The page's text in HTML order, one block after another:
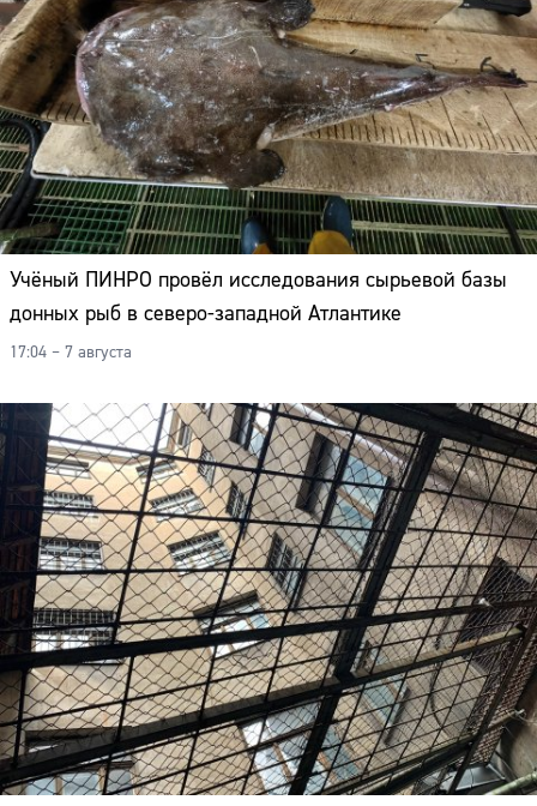
Учёный ПИНРО провёл исследования сырьевой базы
донных рыб в северо-западной Атлантике
17:04 – 7 августа